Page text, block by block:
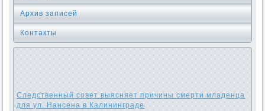
Архив записей
Контакты
Следственный совет выясняет причины смерти младенца
для ул. Нансена в Калининграде